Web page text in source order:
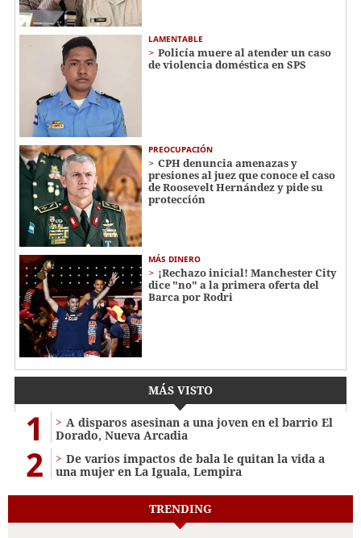
LAMENTABLE
Policía muere al atender un caso
de violencia doméstica en SPS
PREOCUPACIÓN
CPH denuncia amenazas y
presiones al juez que conoce el caso
de Roosevelt Hernández y pide su
protección
MÁS DINERO
¡Rechazo inicial! Manchester City
dice "no" a la primera oferta del
Barca por Rodri
MÁS VISTO
1
A disparos asesinan a una joven en el barrio El
Dorado, Nueva Arcadia
2
De varios impactos de bala le quitan la vida a
una mujer en La Iguala, Lempira
TRENDING